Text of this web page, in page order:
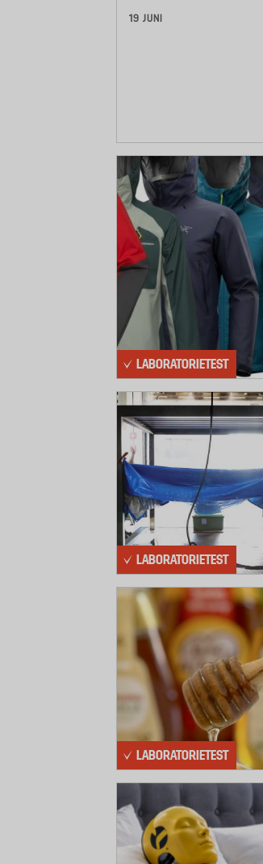
19 JUNI
LABORATORIETEST
LABORATORIETEST
LABORATORIETEST